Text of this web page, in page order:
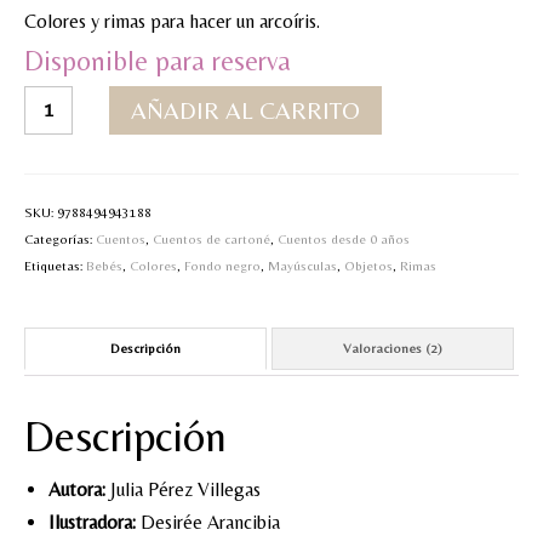
MI CUENTA
Valoraciones y opiniones de TejiendoLEE un
valoraciones
de clientes
Colores y rimas para hacer un arcoíris.
Disponible para reserva
hago
cantidad
AÑADIR AL CARRITO
SKU: 9788494943188
Categorías: Cuentos Cuentos de cartoné Cuentos desde 0 años
Etiquetas: Bebés Colores Fondo negro Mayúsculas Objetos Rimas
Descripción Valoraciones (2)
Descripción
Autora: Julia Pérez Villegas
Ilustradora: Desirée Arancibia